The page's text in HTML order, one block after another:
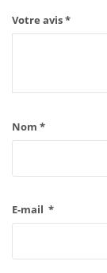
Votre avis*
Nom *
E-mail *